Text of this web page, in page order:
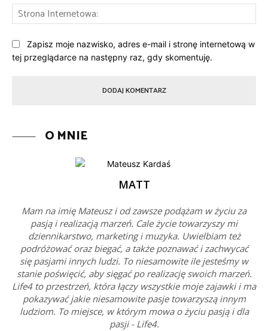
Zapisz moje nazwisko, adres e-mail i stronę internetową w
tej przeglądarce na następny raz, gdy skomentuję.
O MNIE
MATT
Mam na imię Mateusz i od zawsze podążam w życiu za
pasją i realizacją marzeń. Cale życie towarzyszy mi
dziennikarstwo, marketing i muzyka. Uwielbiam też
podróżować oraz biegać, a także poznawać i zachwycać
się pasjami innych ludzi. To niesamowite ile jesteśmy w
stanie poświęcić, aby sięgać po realizację swoich marzeń.
Life4 to przestrzeń, która łączy wszystkie moje zajawki i ma
pokazywać jakie niesamowite pasje towarzyszą innym
ludziom. To miejsce, w którym mowa o życiu pasją i dla
pasji - Life4.